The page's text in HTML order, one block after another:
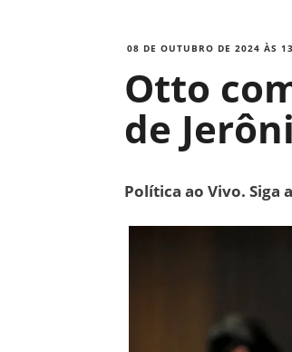
08 DE OUTUBRO DE 2024 ÀS
Otto
de
Política ao Vivo. Siga